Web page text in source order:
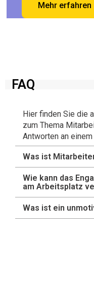
Mehr erfahren
FAQ
Hier finden Sie die
zum Thema
Antworten an einem
Was ist
Wie kann das
am Arbeitsplatz
Was ist ein